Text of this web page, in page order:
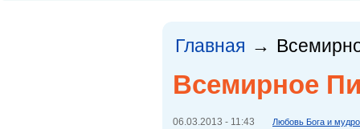
Главная →
Всемирное
06.03.2013 - 11:43 Любовь Бога и